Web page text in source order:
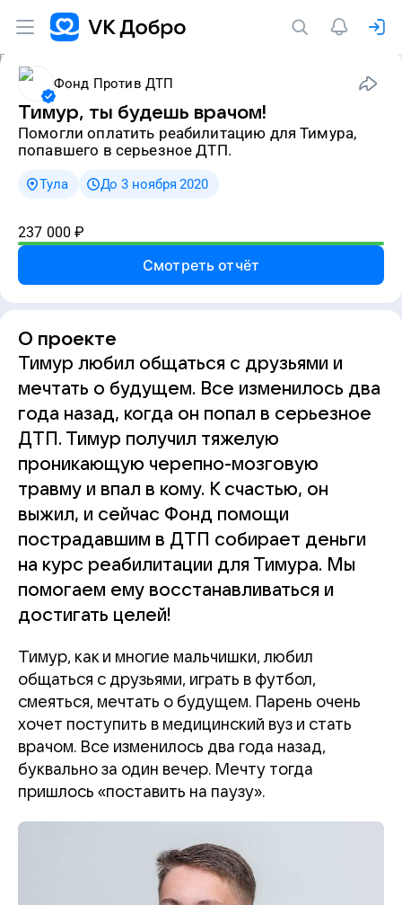
Фонд Против ДТП
Тимур, ты будешь врачом!
Помогли оплатить реабилитацию для Тимура,
попавшего в серьезное ДТП.
Тула До 3 ноября 2020
237 000 ₽
Смотреть отчёт
О проекте
Тимур любил общаться с друзьями и
мечтать о будущем. Все изменилось два
года назад, когда он попал в серьезное
ДТП. Тимур получил тяжелую
проникающую черепно-мозговую
травму и впал в кому. К счастью, он
выжил, и сейчас Фонд помощи
пострадавшим в ДТП собирает деньги
на курс реабилитации для Тимура. Мы
помогаем ему восстанавливаться и
достигать целей!
Тимур, как и многие мальчишки, любил
общаться с друзьями, играть в футбол,
смеяться, мечтать о будущем. Парень очень
хочет поступить в медицинский вуз и стать
врачом. Все изменилось два года назад,
буквально за один вечер. Мечту тогда
пришлось «поставить на паузу».